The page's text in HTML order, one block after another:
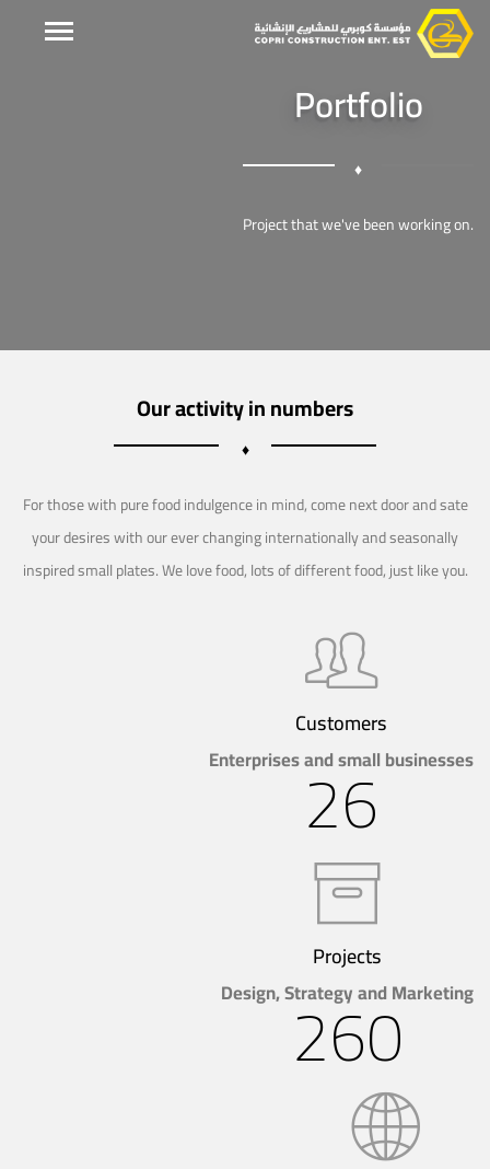
Portfolio
♦
Project that we've been working on.
Our activity in numbers
♦
For those with pure food indulgence in mind, come next door and sate
your desires with our ever changing internationally and seasonally
inspired small plates. We love food, lots of different food, just like you.
Customers
Enterprises and small businesses
26
Projects
Design, Strategy and Marketing
260